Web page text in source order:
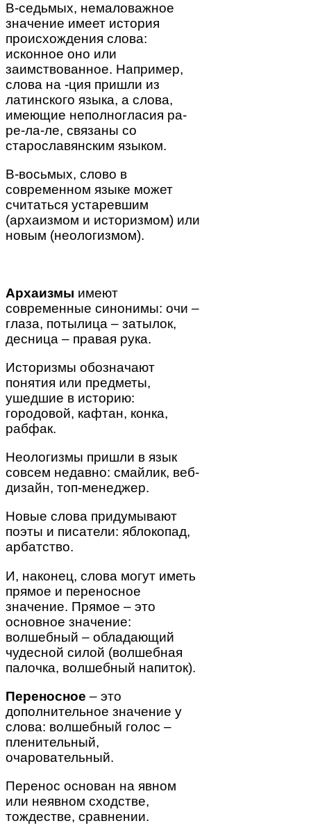
В-седьмых, немаловажное
значение имеет история
происхождения слова:
исконное оно или
заимствованное. Например,
слова на -ция пришли из
латинского языка, а слова,
имеющие неполногласия ра-
ре-ла-ле, связаны со
старославянским языком.
В-восьмых, слово в
современном языке может
считаться устаревшим
(архаизмом и историзмом) или
новым (неологизмом).
Архаизмы имеют
современные синонимы: очи –
глаза, потылица – затылок,
десница – правая рука.
Историзмы обозначают
понятия или предметы,
ушедшие в историю:
городовой, кафтан, конка,
рабфак.
Неологизмы пришли в язык
совсем недавно: смайлик, веб-
дизайн, топ-менеджер.
Новые слова придумывают
поэты и писатели: яблокопад,
арбатство.
И, наконец, слова могут иметь
прямое и переносное
значение. Прямое – это
основное значение:
волшебный – обладающий
чудесной силой (волшебная
палочка, волшебный напиток).
Переносное – это
дополнительное значение у
слова: волшебный голос –
пленительный,
очаровательный.
Перенос основан на явном
или неявном сходстве,
тождестве, сравнении.